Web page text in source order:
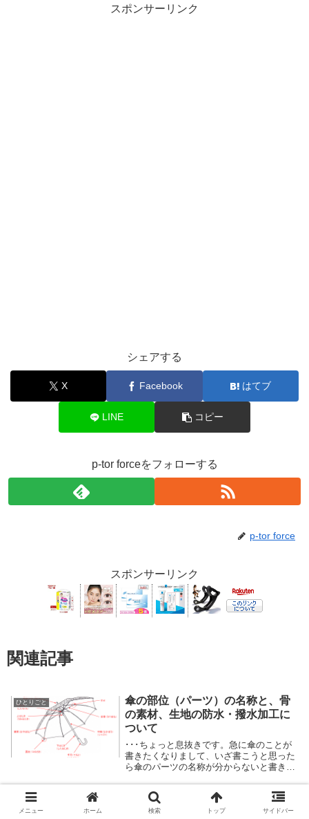
スポンサーリンク
シェアする
X Facebook はてブ
LINE コピー
p-tor forceをフォローする
p-tor force
スポンサーリンク
関連記事
ひとりごと
傘の部位（パーツ）の名称と、骨
の素材、生地の防水・撥水加工に
ついて
･･･ちょっと息抜きです。急に傘のことが
書きたくなりまして、いざ書こうと思った
ら傘のパーツの名称が分からないと書きづ
て簡単にまとめてみました。
阪神･淡路大震災から30年、能登地
メニュー ホーム 検索 トップ サイドバー